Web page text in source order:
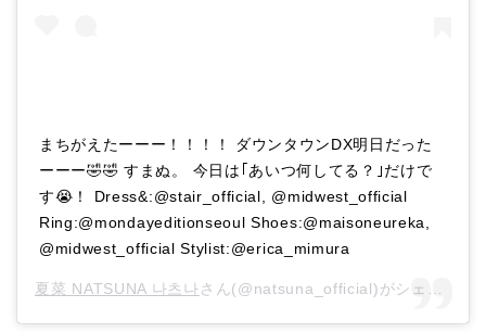
まちがえたーーー！！！！ ダウンタウンDX明日だった
ーーー🤣🤣 すまぬ。 今日は｢あいつ何してる？｣だけで
す😭！ Dress&:@stair_official, @midwest_official
Ring:@mondayeditionseoul Shoes:@maisoneureka,
@midwest_official Stylist:@erica_mimura
夏菜 NATSUNA 나츠나さん(@natsuna_official)がシェアした投稿 –